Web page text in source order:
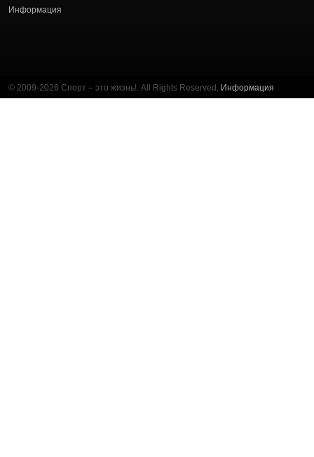
Информация
© 2009-2026 Спорт – это жизнь!. All Rights Reserved. Информация